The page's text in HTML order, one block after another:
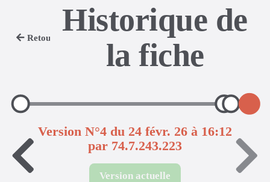
Retour
Historique de
la fiche
Version N°4 du 24 févr. 26 à 16:12
par 74.7.243.223
Version actuelle